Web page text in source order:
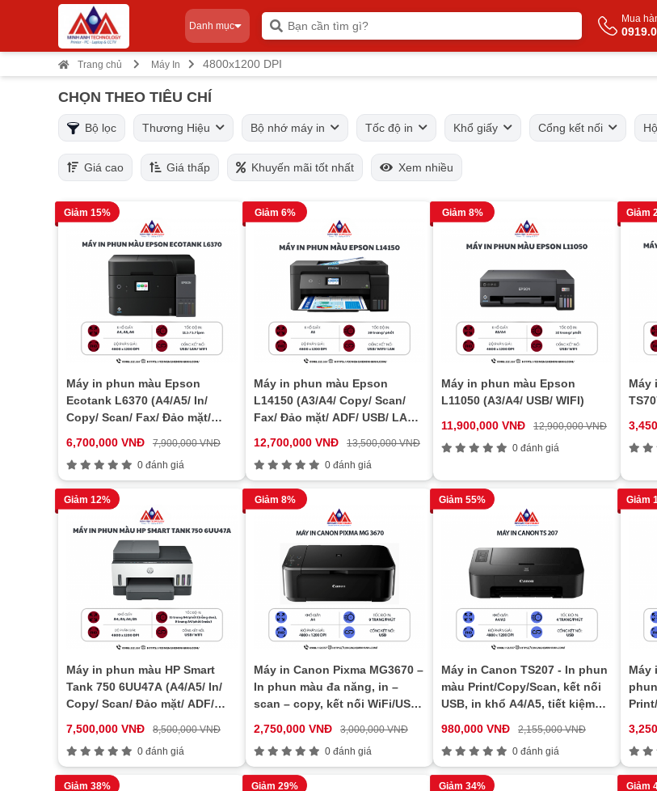
Danh mục
Mua
Trang chủ Máy In 4800x1200 DPI
CHỌN THEO TIÊU CHÍ
Bộ lọc Thương Hiệu Bộ nhớ máy in Tốc độ in Khổ giấy Cổng kết nối
Giá cao Giá thấp Khuyến mãi tốt nhất Xem nhiều
Giảm 15%
Máy in phun màu Epson
Ecotank L6370 (A4/A5/ In/
Copy/ Scan/ Fax/ Đảo mặt/
6,700,000 VNĐ
7,900,000 VNĐ
0 đánh giá
Giảm 6%
Máy in phun màu Epson
L14150 (A3/A4/ Copy/ Scan/
Fax/ Đảo mặt/ ADF/ USB/ LAN/
12,700,000 VNĐ
13,500,000 VNĐ
0 đánh giá
Giảm 8%
Máy in phun màu Epson
L11050 (A3/A4/ USB/ WIFI)
11,900,000 VNĐ
12,900,000 VNĐ
0 đánh giá
Giảm
Máy
Giảm 12%
Máy in phun màu HP Smart
Tank 750 6UU47A (A4/A5/ In/
Copy/ Scan/ Đảo mặt/ ADF/
7,500,000 VNĐ
8,500,000 VNĐ
0 đánh giá
Giảm 8%
Máy in Canon Pixma MG3670 –
In phun màu đa năng, in –
scan – copy, kết nối WiFi/USB,
2,750,000 VNĐ
3,000,000 VNĐ
0 đánh giá
Giảm 55%
Máy in Canon TS207 - In phun
màu Print/Copy/Scan, kết nối
USB, in khổ A4/A5, tiết kiệm
980,000 VNĐ
2,155,000 VNĐ
0 đánh giá
Giảm
Máy
Giảm 38% Giảm 29% Giảm 34% Giảm